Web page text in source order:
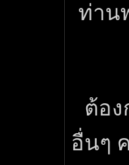
ท่าน
ต้อง
อื่นๆ